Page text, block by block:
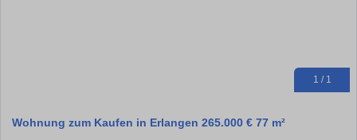
1 / 1
Wohnung zum Kaufen in Erlangen 265.000 € 77 m²